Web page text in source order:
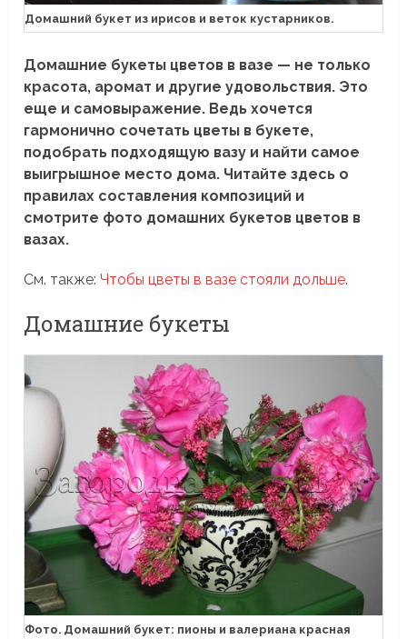
Домашний букет из ирисов и веток кустарников.
Домашние букеты цветов в вазе — не только
красота, аромат и другие удовольствия. Это
еще и самовыражение. Ведь хочется
гармонично сочетать цветы в букете,
подобрать подходящую вазу и найти самое
выигрышное место дома. Читайте здесь о
правилах составления композиций и
смотрите фото домашних букетов цветов в
вазах.
См. также:Чтобы цветы в вазе стояли дольше.
Домашние букеты
Фото. Домашний букет: пионы и валериана красная